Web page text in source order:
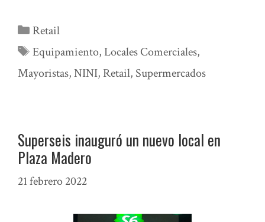
Categorías
Retail
Etiquetas
Equipamiento,Locales Comerciales,
Mayoristas,NINI, Retail, Supermercados
Superseis inauguró un nuevo local en
Plaza Madero
21 febrero 2022